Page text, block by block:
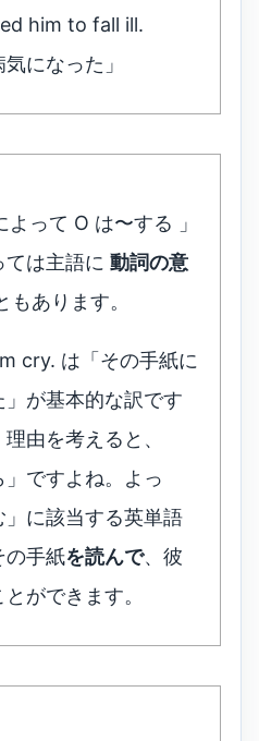
him to fall ill.
になった」
って O は〜する 」
は主語に 動詞の意
もあります。
cry. は「その手紙に
が基本的な訳です
由を考えると、
」ですよね。よっ
に該当する英単語
の手紙を読んで、彼
ができます。